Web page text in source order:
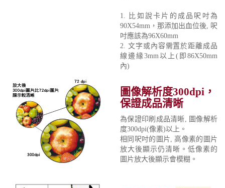
1. 比如說卡片的成品呎吋為
90X54mm，那添加出血位後, 呎
吋應該為96X60mm
2. 文字或內容需置於距離成品
線邊緣3mm以上(即86X50mm
內)
圖像解析度300dpi，
保證成品清晰
為保證印刷成品清晰, 圖像解析
度300dpi(像素)以上。
相同呎吋的圖片, 高像素的圖片
放大後顯示仍清晰。低像素的
圖片放大後顯示會模糊。